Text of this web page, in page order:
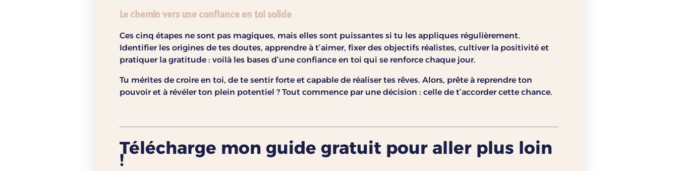
Le chemin vers une confiance en toi solide
Ces cinq étapes ne sont pas magiques, mais elles sont puissantes si tu les appliques régulièrement.
Identifier les origines de tes doutes, apprendre à t’aimer, fixer des objectifs réalistes, cultiver la positivité et
pratiquer la gratitude : voilà les bases d’une confiance en toi qui se renforce chaque jour.
Tu mérites de croire en toi, de te sentir forte et capable de réaliser tes rêves. Alors, prête à reprendre ton
pouvoir et à révéler ton plein potentiel ? Tout commence par une décision : celle de t’accorder cette chance.
Télécharge mon guide gratuit pour aller plus loin
!